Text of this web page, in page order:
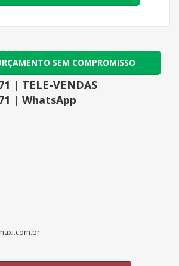
SEM COMPROMISSO
| TELE-VENDAS
| WhatsApp